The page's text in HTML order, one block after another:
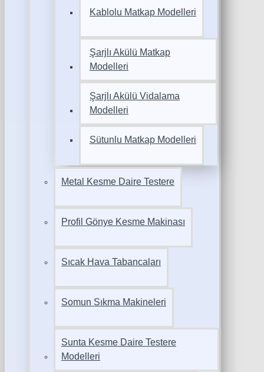
Kablolu Matkap Modelleri
Şarjlı Akülü Matkap
Modelleri
Şarjlı Akülü Vidalama
Modelleri
Sütunlu Matkap Modelleri
Metal Kesme Daire Testere
Profil Gönye Kesme Makinası
Sıcak Hava Tabancaları
Somun Sıkma Makineleri
Sunta Kesme Daire Testere
Modelleri